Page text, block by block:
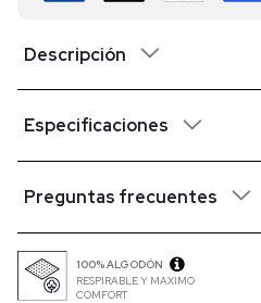
Descripción
Especificaciones
Preguntas frecuentes
100% ALGODÓN
RESPIRABLE Y MAXIMO
COMFORT